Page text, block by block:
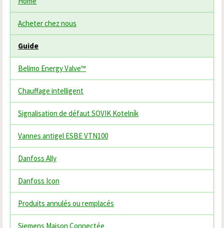
Acheter chez nous
Guide
Belimo Energy Valve™
Chauffage intelligent
Signalisation de défaut SOVIK Kotelník
Vannes antigel ESBE VTN100
Danfoss Ally
Danfoss Icon
Produits annulés ou remplacés
Siemens Maison Connectée